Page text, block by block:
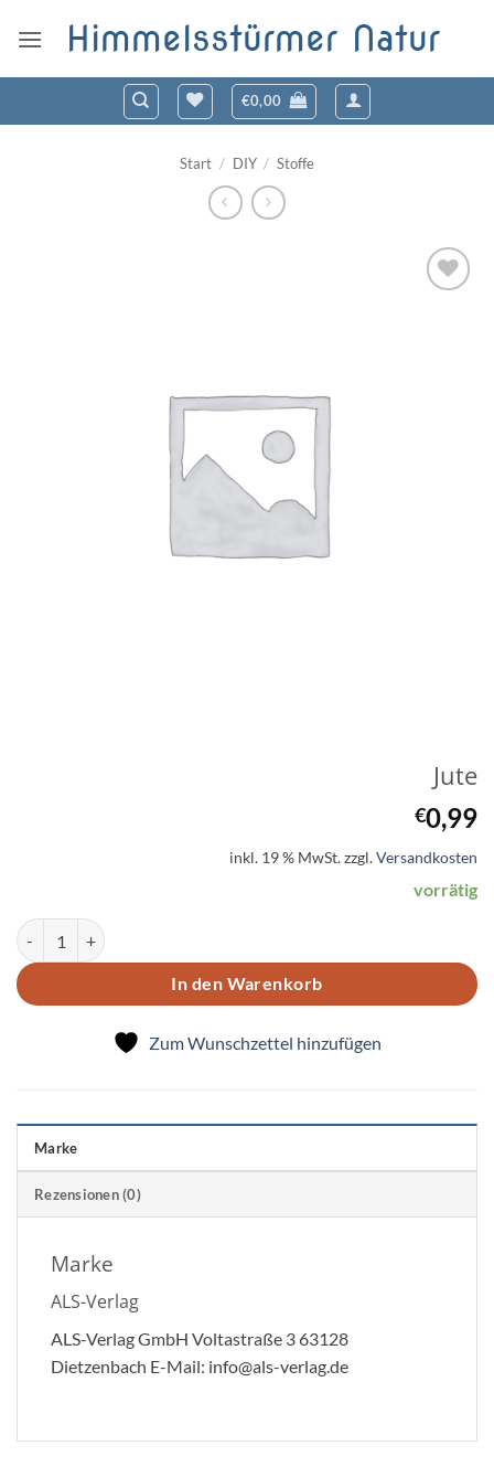
Inhalt
Himmelsstürmer Natur
€0,00
Start / DIY / Stoffe
Jute
€0,99
inkl. 19 % MwSt.zzgl.Versandkosten
vorrätig
Jute Menge
In den Warenkorb
Zum Wunschzettel hinzufügen
Marke
Rezensionen (0)
Marke
ALS-Verlag
ALS-Verlag GmbH Voltastraße 3 63128
Dietzenbach E-Mail: info@als-verlag.de